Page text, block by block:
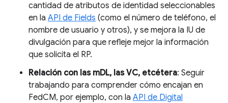
cantidad de atributos de identidad seleccionables
en la API de Fields (como el número de teléfono, el
nombre de usuario y otros), y se mejora la IU de
divulgación para que refleje mejor la información
que solicita el RP.
Relación con las mDL, las VC, etcétera: Seguir
trabajando para comprender cómo encajan en
FedCM, por ejemplo, con la API de Digital